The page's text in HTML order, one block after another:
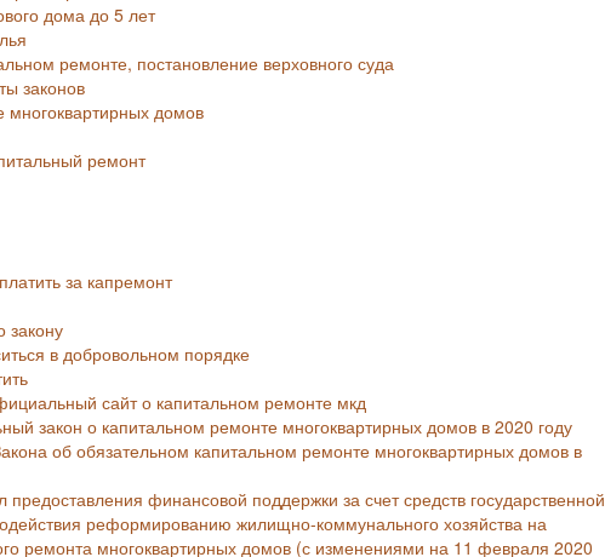
дома до 5 лет
ремонте, постановление верховного суда
законов
многоквартирных домов
ремонт
за капремонт
закону
в добровольном порядке
сайт о капитальном ремонте мкд
закон о капитальном ремонте многоквартирных домов в 2020 году
об обязательном капитальном ремонте многоквартирных домов в
финансовой поддержки за счет средств государственной
реформированию жилищно-коммунального хозяйства на
ремонта многоквартирных домов (с изменениями на 11 февраля 2020